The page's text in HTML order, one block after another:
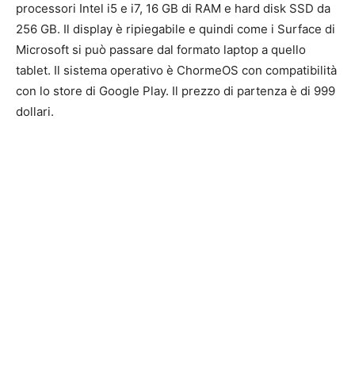
processori Intel i5 e i7, 16 GB di RAM e hard disk SSD da
256 GB. Il display è ripiegabile e quindi come i Surface di
Microsoft si può passare dal formato laptop a quello
tablet. Il sistema operativo è ChormeOS con compatibilità
con lo store di Google Play. Il prezzo di partenza è di 999
dollari.